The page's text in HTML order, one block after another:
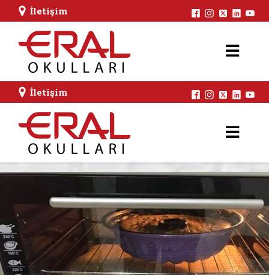
İletişim
İletişim